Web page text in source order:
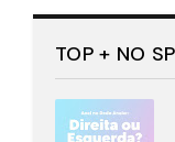
TOP + NO